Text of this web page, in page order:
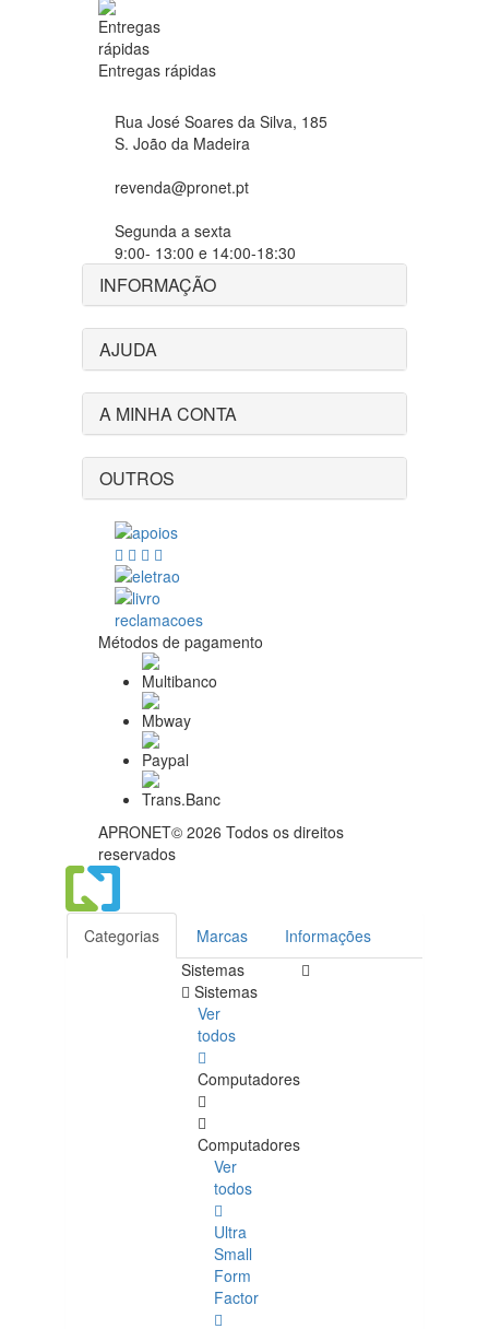
Entregas rápidas
Rua José Soares da Silva, 185
S. João da Madeira
revenda@pronet.pt
Segunda a sexta
9:00- 13:00 e 14:00-18:30
INFORMAÇÃO
AJUDA
A MINHA CONTA
OUTROS
Métodos de pagamento
APRONET© 2026 Todos os direitos
reservados
Categorias Marcas
Informações
Sistemas
Sistemas
Ver
todos
Computadores
Computadores
Ver
todos
Ultra
Small
Form
Factor